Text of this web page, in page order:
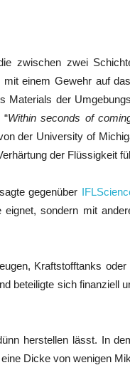
zwischen zwei
einem Gewehr auf
Materials der
Within seconds of
der University of
der Flüssigkeit
gegenüber
sondern mit
Kraftstofftanks
beteiligte sich finanziell
herstellen lässt. In
Dicke von wenigen